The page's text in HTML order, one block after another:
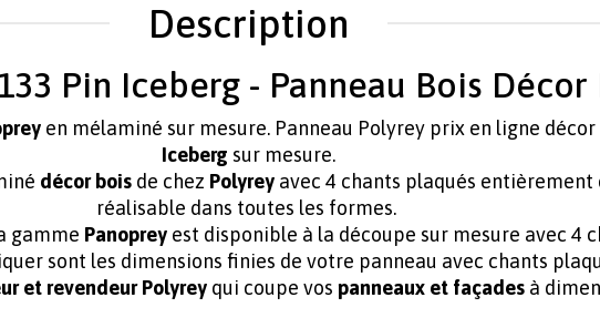
Description
Pin Iceberg - Panneau Bois Décor
en mélaminé sur mesure. Panneau Polyrey prix en ligne décor
Iceberg sur mesure.
décor bois de chez Polyrey avec 4 chants plaqués
réalisable dans toutes les formes.
gamme Panopreyest disponible à la découpe sur mesure avec 4
sont les dimensions finies de votre panneau avec chants
et revendeur Polyreyqui coupe vos panneaux et façadesà